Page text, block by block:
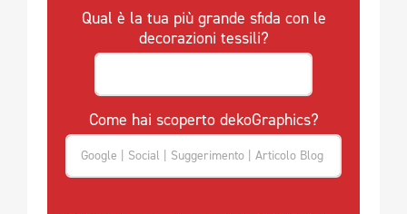
Qual è la tua più grande sfida con le
decorazioni tessili?
Come hai scoperto dekoGraphics?